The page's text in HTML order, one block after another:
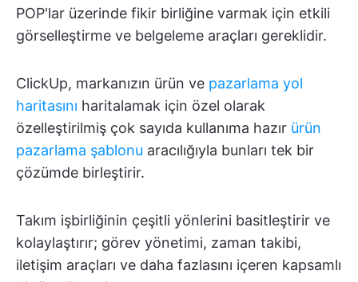
POP'lar üzerinde fikir birliğine varmak için etkili
görselleştirme ve belgeleme araçları gereklidir.
ClickUp, markanızın ürün ve pazarlama yol
haritasını haritalamak için özel olarak
özelleştirilmiş çok sayıda kullanıma hazır ürün
pazarlama şablonu aracılığıyla bunları tek bir
çözümde birleştirir.
Takım işbirliğinin çeşitli yönlerini basitleştirir ve
kolaylaştırır; görev yönetimi, zaman takibi,
iletişim araçları ve daha fazlasını içeren kapsamlı